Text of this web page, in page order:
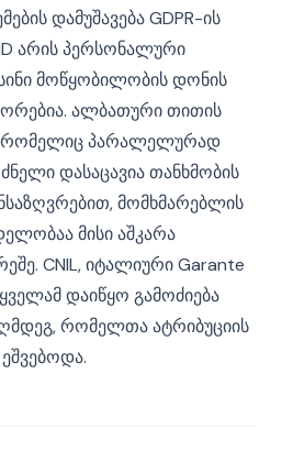
დამუშავება GDPR-ის
არის პერსონალური
მოწყობილობის დონის
ალბათური თითის
რომელიც პარალელურად
დასაცავია თანხმობის
მომხმარებლის
მისი აშკარა
CNIL, იტალიური Garante
დაიწყო გამოძიება
რომელთა ატრიბუციის